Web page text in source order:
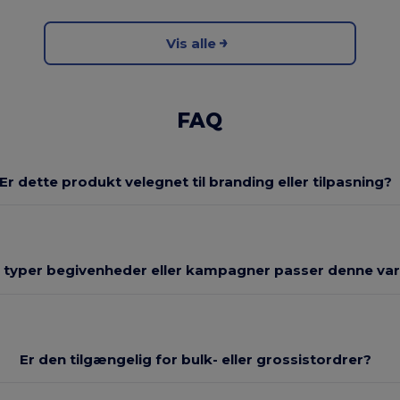
Vis alle
FAQ
Er dette produkt velegnet til branding eller tilpasning?
typer begivenheder eller kampagner passer denne
Er den tilgængelig for bulk- eller grossistordrer?